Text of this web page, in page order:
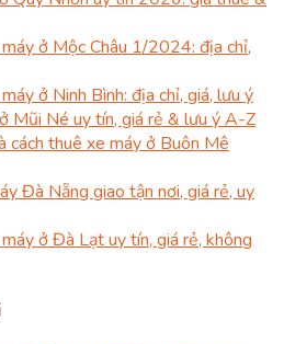
ở Mộc Châu 1/2024: địa chỉ,
ở Ninh Bình: địa chỉ, giá, lưu ý
Mũi Né uy tín, giá rẻ & lưu ý A-Z
cách thuê xe máy ở Buôn Mê
Đà Nẵng giao tận nơi, giá rẻ, uy
ở Đà Lạt uy tín, giá rẻ, không